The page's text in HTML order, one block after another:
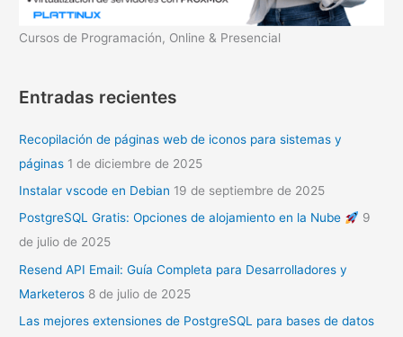
Cursos de Programación, Online & Presencial
Entradas recientes
Recopilación de páginas web de iconos para sistemas y
páginas 1 de diciembre de 2025
Instalar vscode en Debian 19 de septiembre de 2025
PostgreSQL Gratis: Opciones de alojamiento en la Nube
9
de julio de 2025
Resend API Email: Guía Completa para Desarrolladores y
Marketeros 8 de julio de 2025
Las mejores extensiones de PostgreSQL para bases de datos